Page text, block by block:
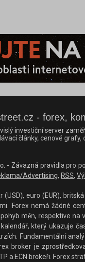
- forex,
investiční server
články, cenové
- Závazná pravidla pro
Advertising, RSS,
euro (EUR),
Forex nemá žádné
měn, respektive
který ukazuje
Fundamentální
broker je
a ECN brokeři. Forex